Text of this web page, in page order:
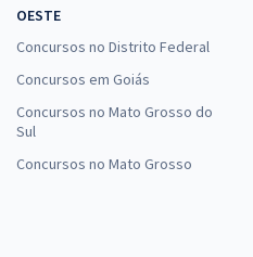
OESTE
Concursos no Distrito Federal
Concursos em Goiás
Concursos no Mato Grosso do
Sul
Concursos no Mato Grosso